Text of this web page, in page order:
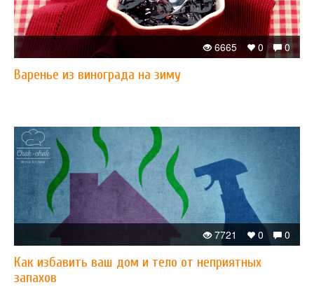
0
0
6665
Варенье из винограда на зиму
0
0
7721
Как избавить ваш дом и тело от неприятных
запахов